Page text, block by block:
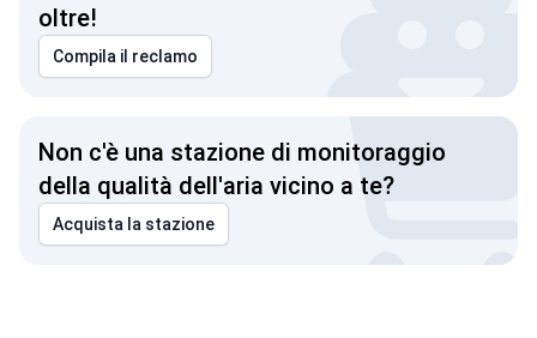
oltre!
Compila il reclamo
Non c'è una stazione di monitoraggio
della qualità dell'aria vicino a te?
Acquista la stazione